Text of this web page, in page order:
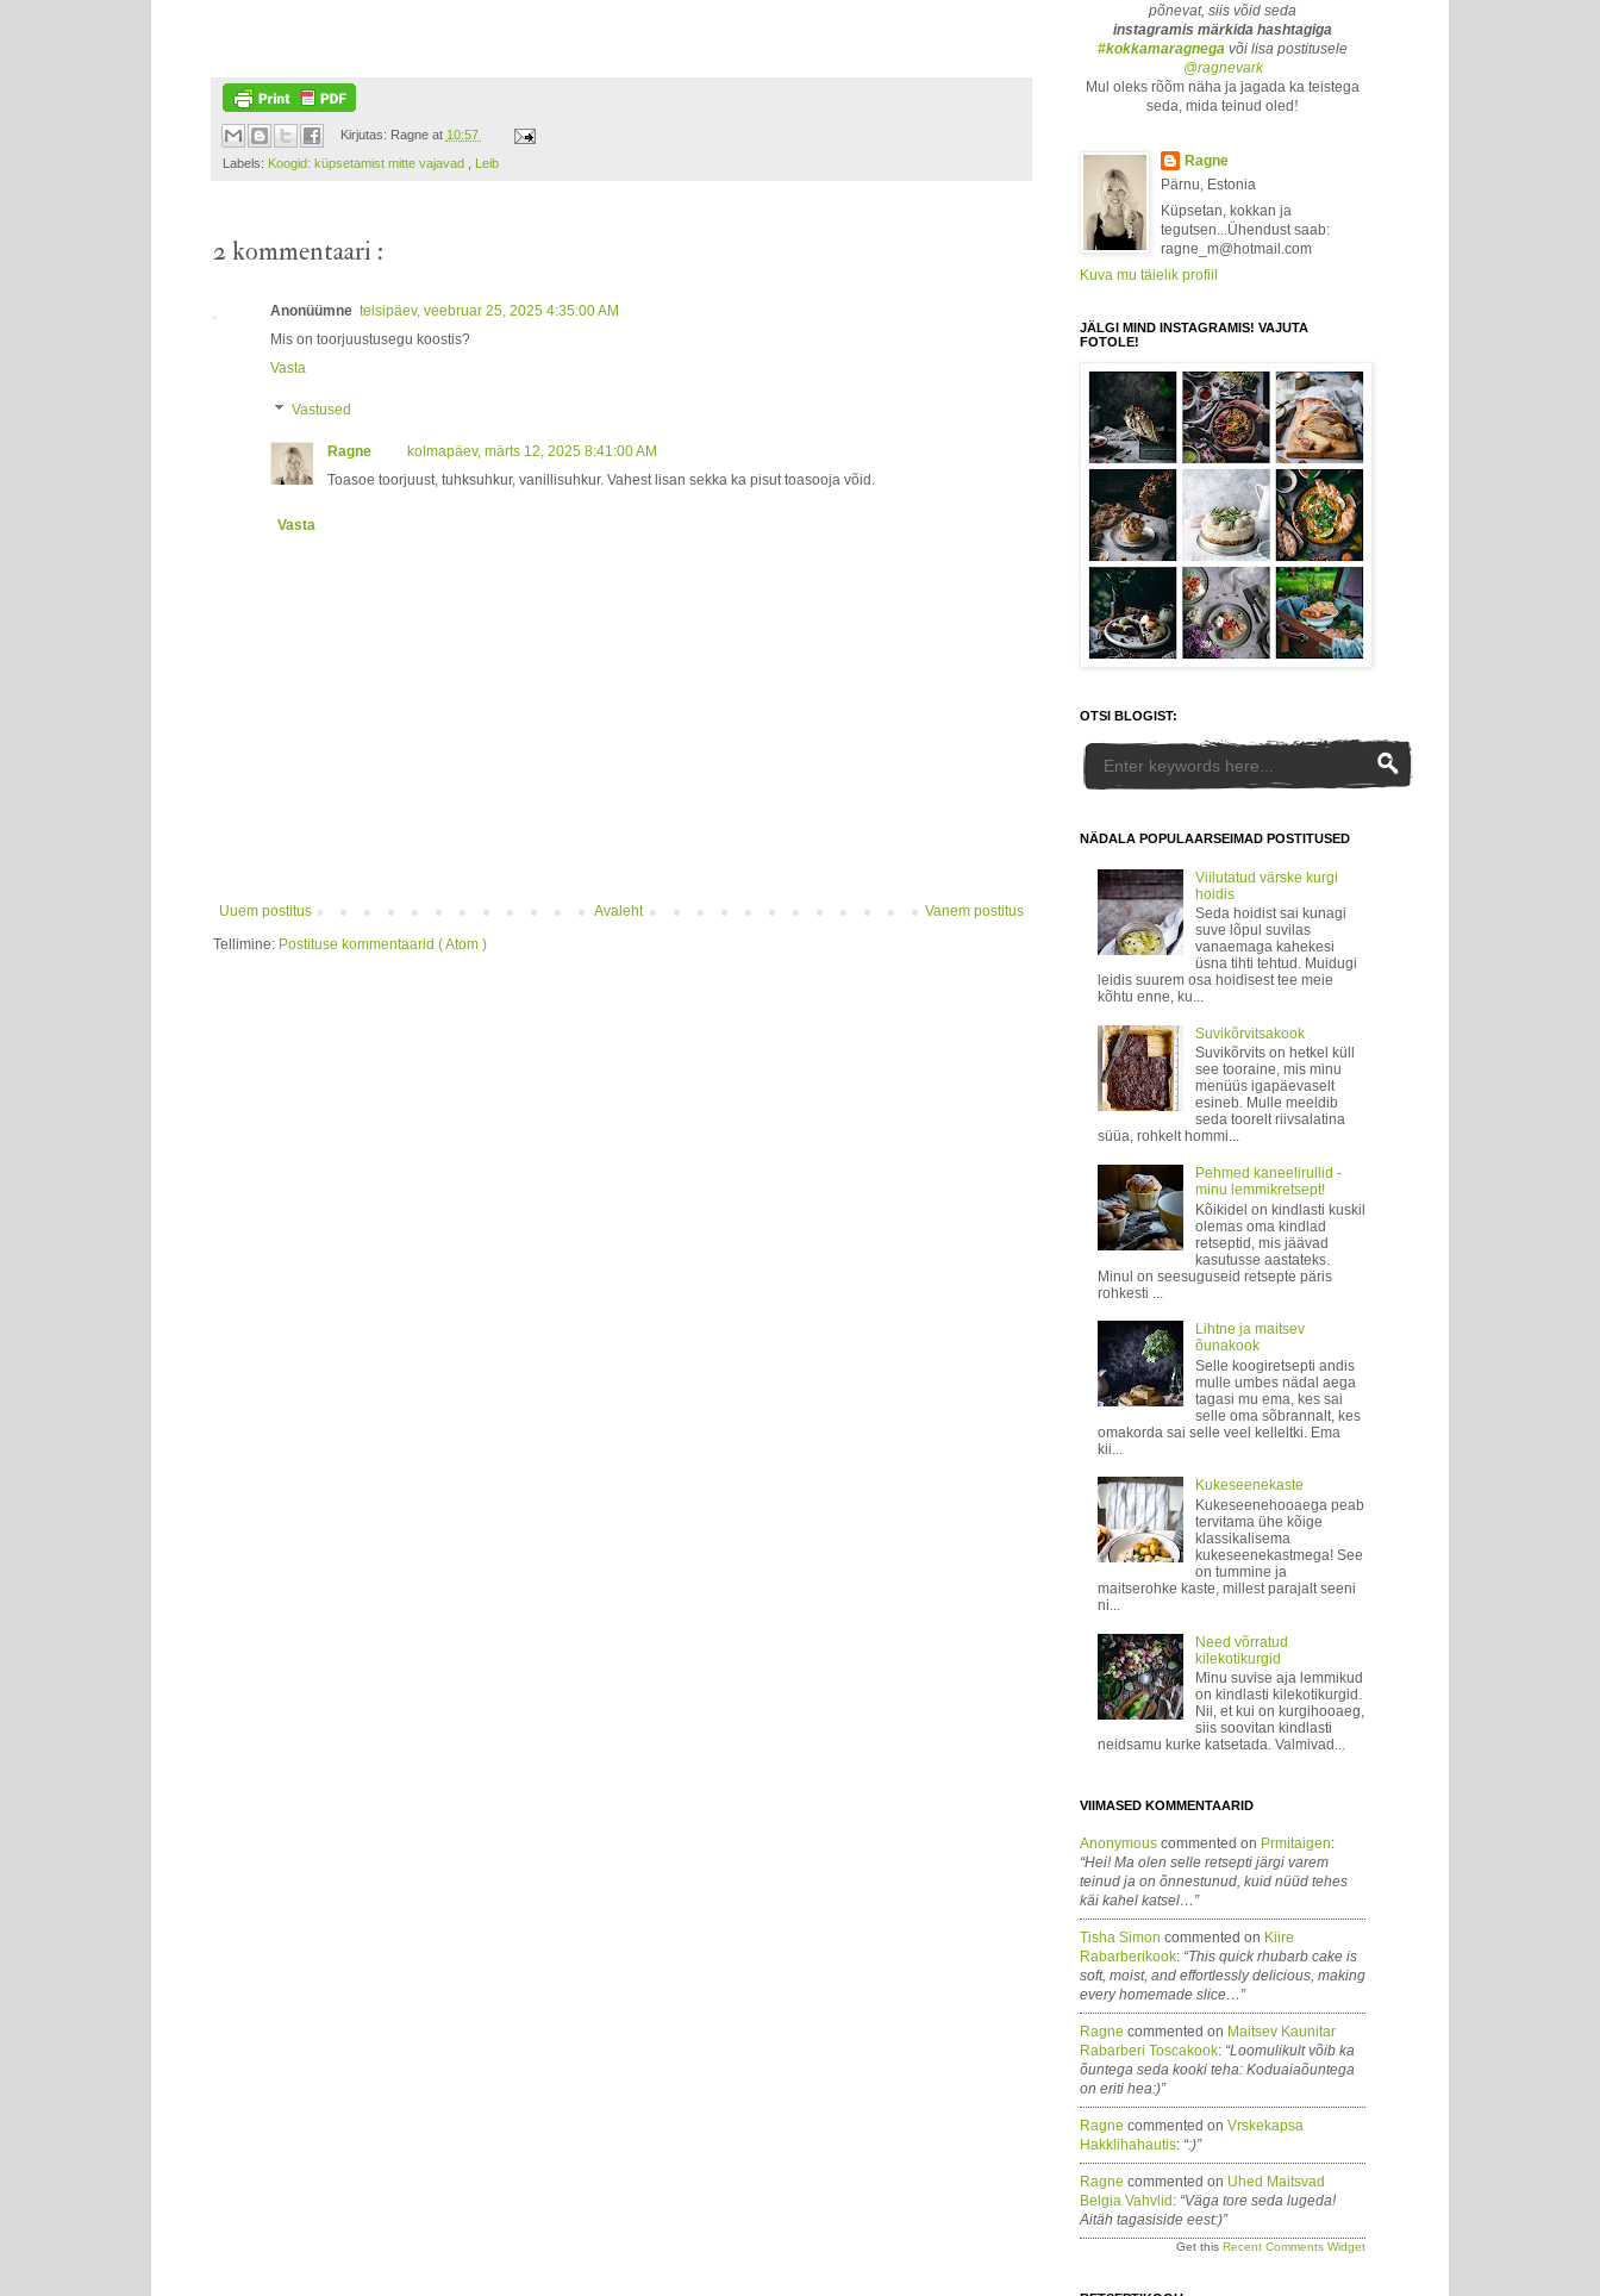
Kirjutas: Ragne at 10:57
Labels: Koogid: küpsetamist mitte vajavad Leib
2 kommentaari :
Anonüümne teisipäev, veebruar 25, 2025 4:35:00 AM
Mis on toorjuustusegu koostis?
Vasta
Vastused
Ragne
kolmapäev, märts 12, 2025 8:41:00 AM
Toasoe toorjuust, tuhksuhkur, vanillisuhkur. Vahest lisan sekka ka pisut toasooja võid.
Vasta
Uuem postitus Vanem postitus
Avaleht
Tellimine: Postituse kommentaarid ( Atom )
põnevat, siis võid seda
instagramis märkida hashtagiga
#kokkamaragnega või lisa postitusele
@ragnevark
Mul oleks rõõm näha ja jagada ka teistega
seda, mida teinud oled !
Ragne
Pärnu, Estonia
Küpsetan, kokkan ja
tegutsen...Ühendust saab:
ragne_m@hotmail.com
Kuva mu täielik profiil
JÄLGI MIND INSTAGRAMIS! VAJUTA
FOTOLE!
OTSI BLOGIST:
NÄDALA POPULAARSEIMAD POSTITUSED
Viilutatud värske kurgi
hoidis
Seda hoidist sai kunagi
suve lõpul suvilas
vanaemaga kahekesi
üsna tihti tehtud. Muidugi
leidis suurem osa hoidisest tee meie
kõhtu enne, ku...
Suvikõrvitsakook
Suvikõrvits on hetkel küll
see tooraine, mis minu
menüüs igapäevaselt
esineb. Mulle meeldib
seda toorelt riivsalatina
süüa, rohkelt hommi...
Pehmed kaneelirullid -
minu lemmikretsept!
Kõikidel on kindlasti kuskil
olemas oma kindlad
retseptid, mis jäävad
kasutusse aastateks.
Minul on seesuguseid retsepte päris
rohkesti ...
Lihtne ja maitsev
õunakook
Selle koogiretsepti andis
mulle umbes nädal aega
tagasi mu ema, kes sai
selle oma sõbrannalt, kes
omakorda sai selle veel kelleltki. Ema
kii...
Kukeseenekaste
Kukeseenehooaega peab
tervitama ühe kõige
klassikalisema
kukeseenekastmega! See
on tummine ja
maitserohke kaste, millest parajalt seeni
ni...
Need võrratud
kilekotikurgid
Minu suvise aja lemmikud
on kindlasti kilekotikurgid.
Nii, et kui on kurgihooaeg,
siis soovitan kindlasti
neidsamu kurke katsetada. Valmivad...
VIIMASED KOMMENTAARID
Anonymous commented on Prmitaigen:
“Hei! Ma olen selle retsepti järgi varem
teinud ja on õnnestunud, kuid nüüd tehes
käi kahel katsel…”
Tisha Simon commented on Kiire
Rabarberikook: “This quick rhubarb cake is
soft, moist, and effortlessly delicious, making
every homemade slice…”
Ragne commented on Maitsev Kaunitar
Rabarberi Toscakook: “Loomulikult võib ka
õuntega seda kooki teha: Koduaiaõuntega
on eriti hea:)”
Ragne commented on Vrskekapsa
Hakklihahautis: “:)”
Ragne commented on Uhed Maitsvad
Belgia Vahvlid : “Väga tore seda lugeda!
Aitäh tagasiside eest:)”
Get this Recent Comments Widget